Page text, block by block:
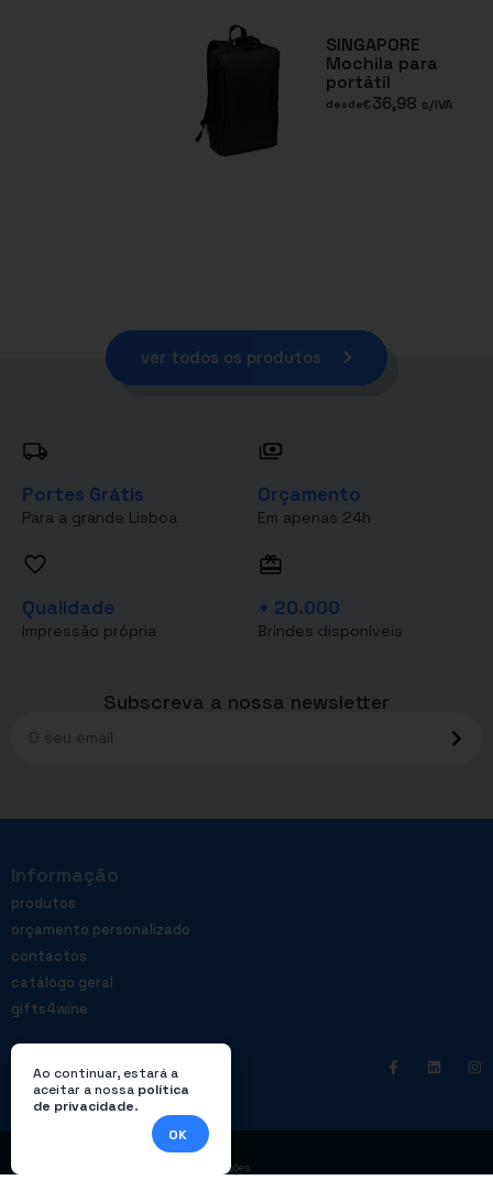
SINGAPORE
Mochila para
portátil
desde€36,98 s/IVA
ver todos os produtos
Portes Grátis
Para a grande Lisboa
Orçamento
Em apenas 24h
Qualidade
Impressão própria
+ 20.000
Brindes disponíveis
Subscreva a nossa newsletter
Informação
produtos
orçamento personalizado
contactos
catálogo geral
gifts4wine
Livro de reclamações
Ao continuar, estará a
aceitar a nossa política
de privacidade.
OK